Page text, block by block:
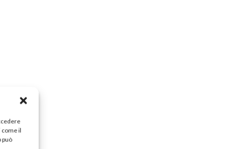
il
può